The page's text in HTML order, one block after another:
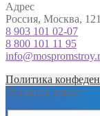
Адрес
Россия, Москва,
8 903 101 02-07
8 800 101 11 95
Политика
Оставить заявку